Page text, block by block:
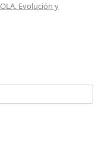
Evolución y